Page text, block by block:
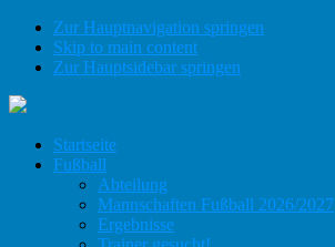
Zur Hauptnavigation springen
Skip to main content
Zur Hauptsidebar springen
Startseite
Fußball
Abteilung
Mannschaften Fußball 2026/2027
Ergebnisse